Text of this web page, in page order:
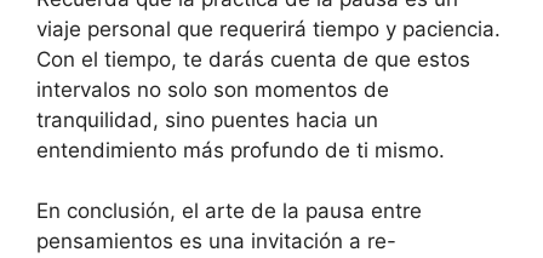
viaje personal que requerirá tiempo y paciencia.
Con el tiempo, te darás cuenta de que estos
intervalos no solo son momentos de
tranquilidad, sino puentes hacia un
entendimiento más profundo de ti mismo.
En conclusión, el arte de la pausa entre
pensamientos es una invitación a re-